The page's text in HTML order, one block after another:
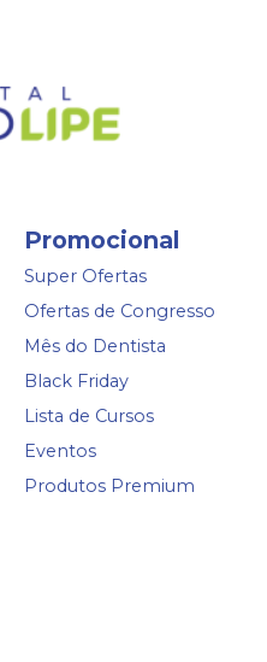
Promocional
Super Ofertas
Ofertas de Congresso
Mês do Dentista
Black Friday
Lista de Cursos
Eventos
Produtos Premium